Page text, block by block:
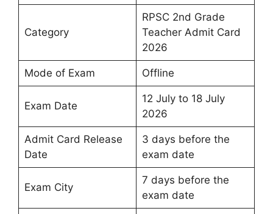
Category
RPSC 2nd Grade
Teacher Admit Card
2026
Mode of Exam Offline
Exam Date
12 July to 18 July
2026
Admit Card Release
Date
3 days before the
exam date
Exam City
7 days before the
exam date